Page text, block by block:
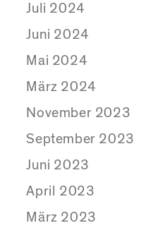
Juli 2024
Juni 2024
Mai 2024
März 2024
November 2023
September 2023
Juni 2023
April 2023
März 2023